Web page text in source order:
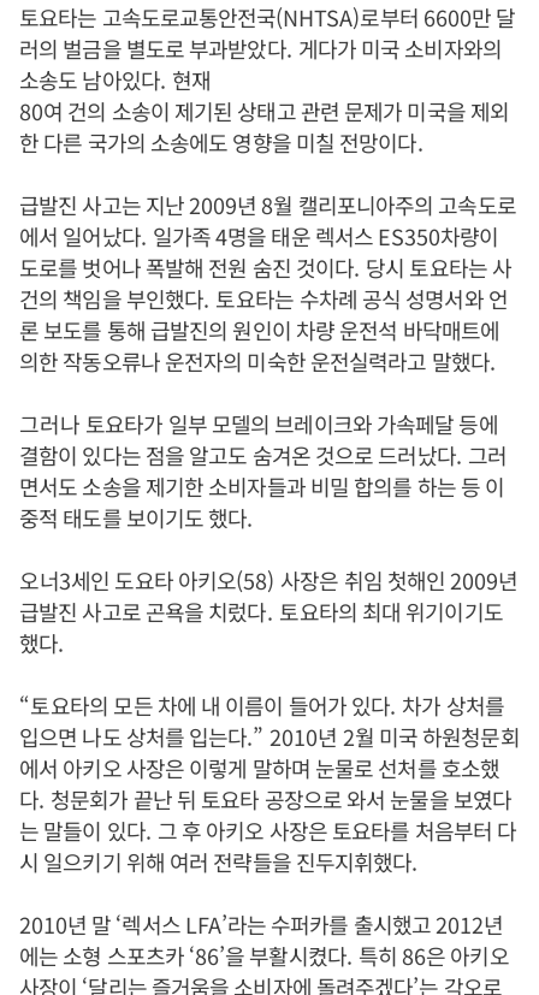
토요타는 고속도로교통안전국(NHTSA)로부터 6600만 달
러의 벌금을 별도로 부과받았다. 게다가 미국 소비자와의
소송도 남아있다. 현재
80여 건의 소송이 제기된 상태고 관련 문제가 미국을 제외
한 다른 국가의 소송에도 영향을 미칠 전망이다.
급발진 사고는 지난2009년8월 캘리포니아주의 고속도로
에서 일어났다. 일가족4명을 태운 렉서스ES350차량이
도로를 벗어나 폭발해 전원 숨진 것이다. 당시 토요타는 사
건의 책임을 부인했다. 토요타는 수차례 공식 성명서와 언
론 보도를 통해 급발진의 원인이 차량 운전석 바닥매트에
의한 작동오류나 운전자의 미숙한 운전실력라고 말했다.
그러나 토요타가 일부 모델의 브레이크와 가속페달 등에
결함이 있다는 점을 알고도 숨겨온 것으로 드러났다. 그러
면서도 소송을 제기한 소비자들과 비밀 합의를 하는 등 이
중적 태도를 보이기도 했다.
오너3세인 도요타 아키오(58) 사장은 취임 첫해인 2009년
급발진 사고로 곤욕을 치렀다. 토요타의 최대 위기이기도
했다.
“토요타의 모든 차에 내 이름이 들어가 있다. 차가 상처를
입으면 나도 상처를 입는다.” 2010년 2월 미국 하원청문회
에서 아키오 사장은 이렇게 말하며 눈물로 선처를 호소했
다. 청문회가 끝난 뒤 토요타 공장으로 와서 눈물을 보였다
는 말들이 있다. 그 후 아키오 사장은 토요타를 처음부터 다
시 일으키기 위해 여러 전략들을 진두지휘했다.
2010년 말‘렉서스LFA’라는 수퍼카를 출시했고2012년
에는 소형 스포츠카‘86’을 부활시켰다. 특히86은 아키오
사장이 ‘달리는 즐거움을 소비자에 돌려주겠다’는 각오로